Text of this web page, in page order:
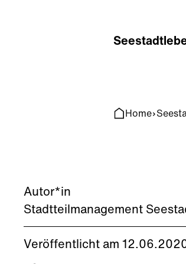
Seestadt
Home
Autor*in
Stadtteilmanagement
Veröffentlicht am